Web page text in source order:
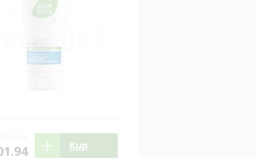
Kup